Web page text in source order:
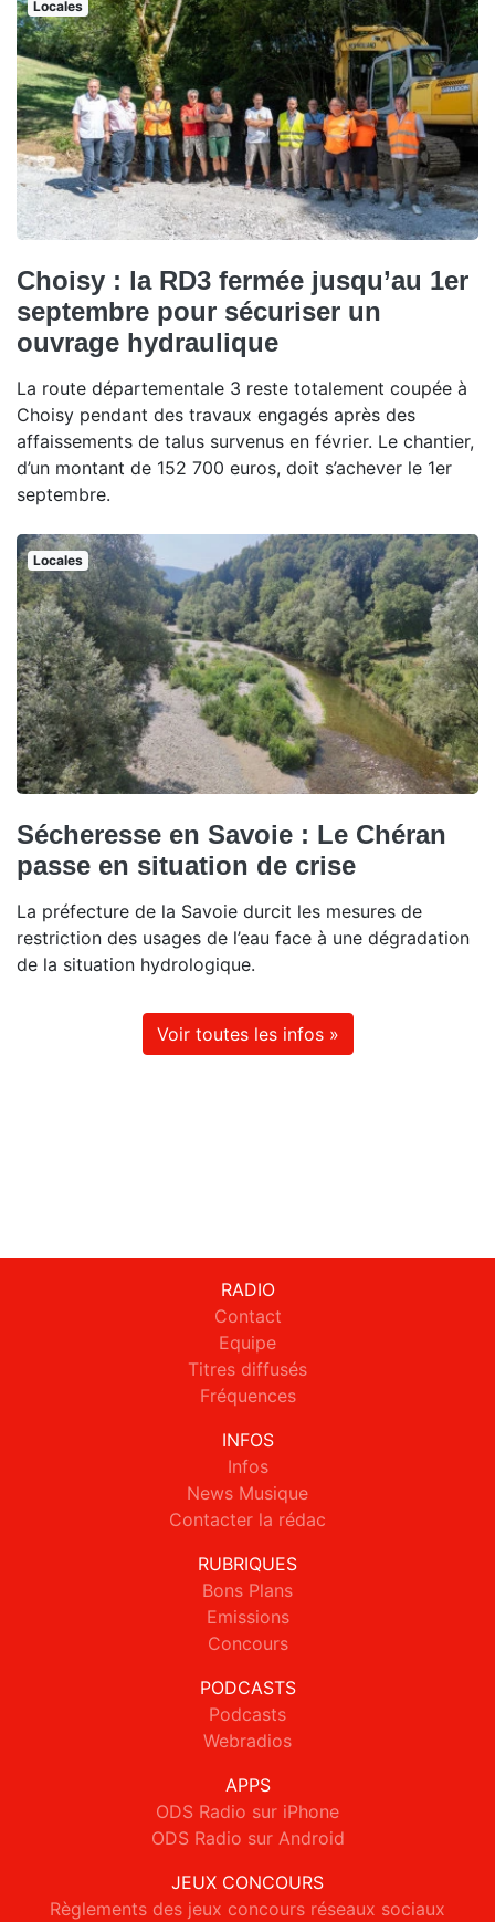
Locales
Choisy : la RD3 fermée jusqu’au 1er
septembre pour sécuriser un
ouvrage hydraulique
La route départementale 3 reste totalement coupée à
Choisy pendant des travaux engagés après des
affaissements de talus survenus en février. Le chantier,
d’un montant de 152 700 euros, doit s’achever le 1er
septembre.
Locales
Sécheresse en Savoie : Le Chéran
passe en situation de crise
La préfecture de la Savoie durcit les mesures de
restriction des usages de l’eau face à une dégradation
de la situation hydrologique.
Voir toutes les infos »
RADIO
Contact
Equipe
Titres diffusés
Fréquences
INFOS
Infos
News Musique
Contacter la rédac
RUBRIQUES
Bons Plans
Emissions
Concours
PODCASTS
Podcasts
Webradios
APPS
ODS Radio sur iPhone
ODS Radio sur Android
JEUX CONCOURS
Règlements des jeux concours réseaux sociaux